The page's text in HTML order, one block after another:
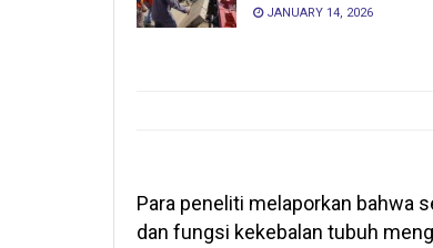
JANUARY 14, 2026
Para peneliti melaporkan bahwa
dan fungsi kekebalan tubuh